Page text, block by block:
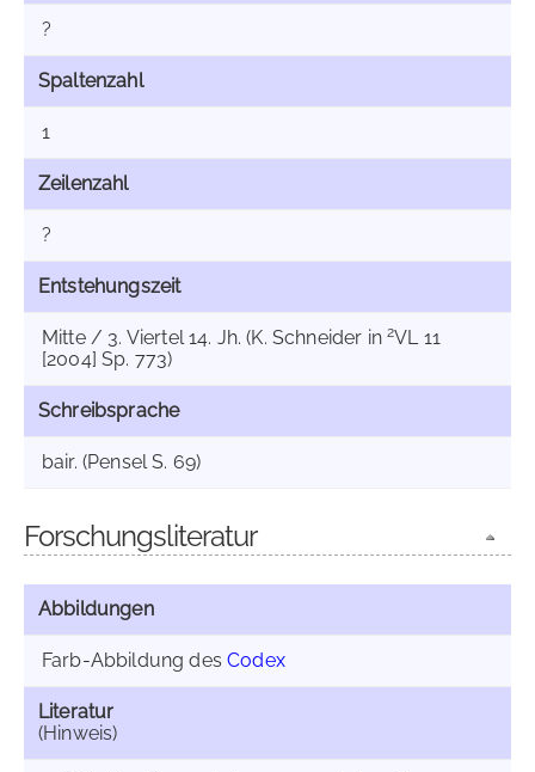
?
Spaltenzahl
1
Zeilenzahl
?
Entstehungszeit
Mitte / 3. Viertel 14. Jh. (K. Schneider in2VL 11
[2004] Sp. 773)
Schreibsprache
bair. (Pensel S. 69)
Forschungsliteratur
Abbildungen
Farb-Abbildung desCodex
Literatur
(Hinweis)